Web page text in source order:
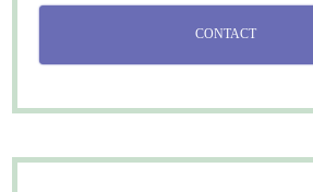
CONTACT